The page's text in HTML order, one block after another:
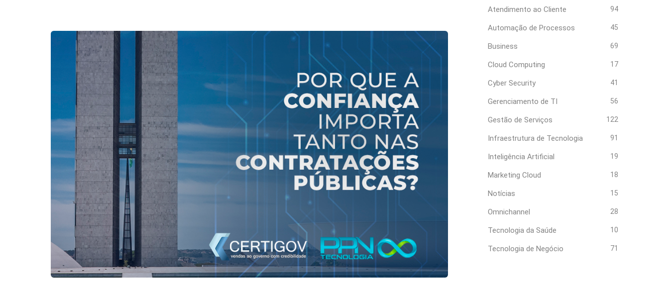
Atendimento ao Cliente 94
Automação de Processos 45
Business 69
Cloud Computing 17
Cyber Security 41
Gerenciamento de TI 56
Gestão de Serviços 122
Infraestrutura de Tecnologia 91
Inteligência Artificial 19
Marketing Cloud 18
Notícias 15
Omnichannel 28
Tecnologia da Saúde 10
Tecnologia de Negócio 71